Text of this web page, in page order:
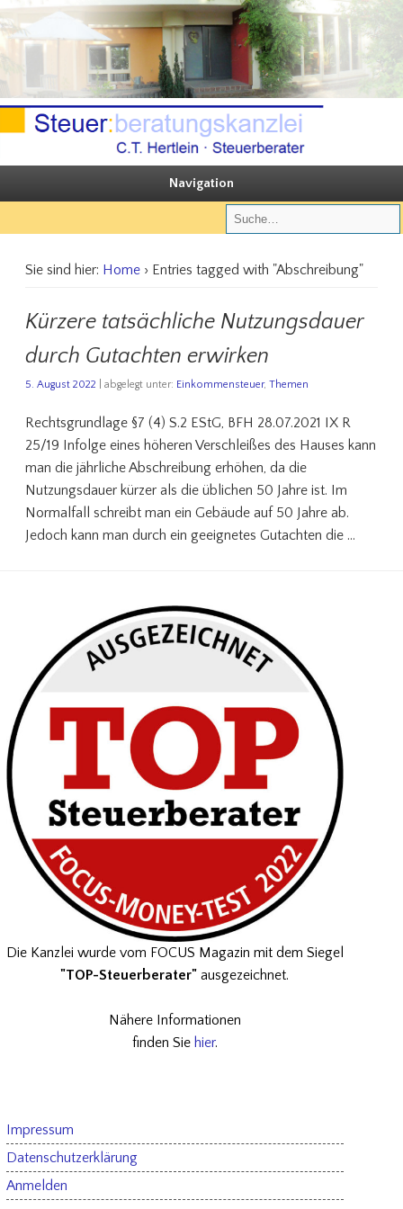
Steuerberatungskanzlei C.T. Hertlein
Sie steuern, wir beraten
Navigation
Sie sind hier: Home› Entries tagged with "Abschreibung"
Kürzere tatsächliche Nutzungsdauer
durch Gutachten erwirken
5. August 2022 | abgelegt unter: Einkommensteuer, Themen
Rechtsgrundlage §7 (4) S.2 EStG, BFH 28.07.2021 IX R
25/19 Infolge eines höheren Verschleißes des Hauses kann
man die jährliche Abschreibung erhöhen, da die
Nutzungsdauer kürzer als die üblichen 50 Jahre ist. Im
Normalfall schreibt man ein Gebäude auf 50 Jahre ab.
Jedoch kann man durch ein geeignetes Gutachten die …
Die Kanzlei wurde vom FOCUS Magazin mit dem Siegel
"TOP-Steuerberater" ausgezeichnet.
Nähere Informationen
finden Sie hier.
Impressum
Datenschutzerklärung
Anmelden